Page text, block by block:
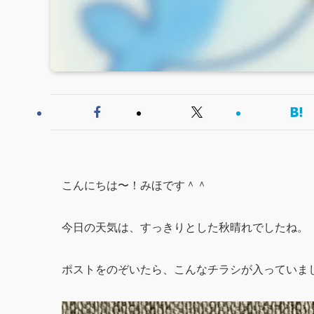
こんにちは〜！みほです＾＾
今日の天気は、すっきりとした秋晴れでしたね。
ポストをのぞいたら、こんなチラシが入っていま